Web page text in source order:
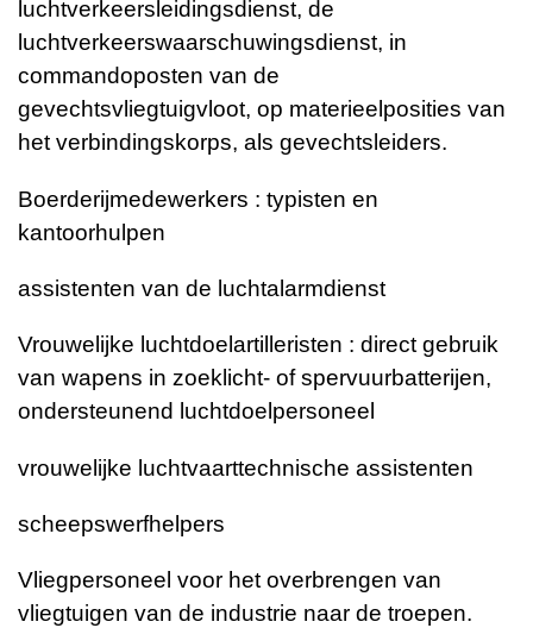
luchtverkeersleidingsdienst, de
luchtverkeerswaarschuwingsdienst, in
commandoposten van de
gevechtsvliegtuigvloot, op materieelposities van
het verbindingskorps, als gevechtsleiders.
Boerderijmedewerkers : typisten en
kantoorhulpen
assistenten van de luchtalarmdienst
Vrouwelijke luchtdoelartilleristen : direct gebruik
van wapens in zoeklicht- of spervuurbatterijen,
ondersteunend luchtdoelpersoneel
vrouwelijke luchtvaarttechnische assistenten
scheepswerfhelpers
Vliegpersoneel voor het overbrengen van
vliegtuigen van de industrie naar de troepen.